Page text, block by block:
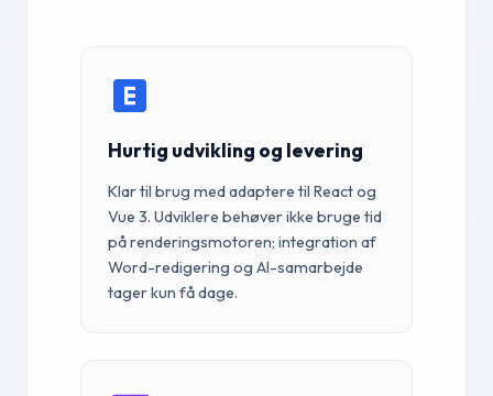
Hurtig udvikling og levering
Klar til brug med adaptere til React og
Vue 3. Udviklere behøver ikke bruge tid
på renderingsmotoren; integration af
Word-redigering og AI-samarbejde
tager kun få dage.